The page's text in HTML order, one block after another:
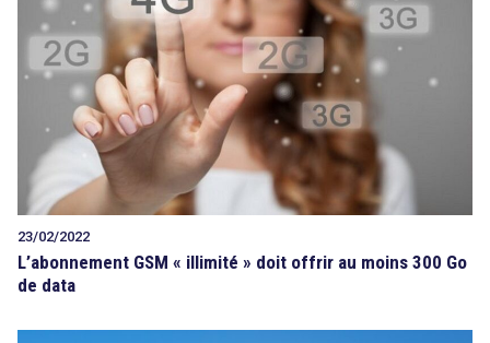
Tout sur le droit de l'innovation
Rechercher
CONTACT
23/02/2022
L’abonnement GSM « illimité » doit offrir au moins 300 Go
de data